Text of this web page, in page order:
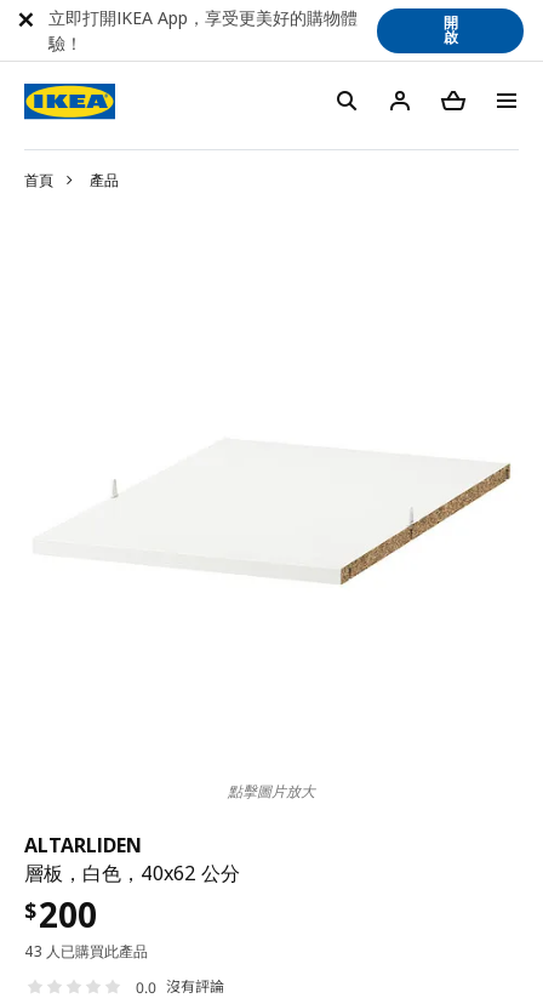
首頁 產品
ALTARLIDEN
層板，白色，40x62 公分
$200
43 人已購買此產品
0.0 沒有評論
點擊圖片放大
立即打開IKEA App，享受更美好的購物體
驗！
開
啟